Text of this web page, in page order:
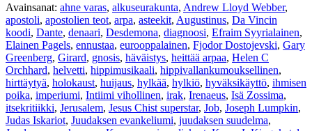
Avainsanat: ahne varas, alkuseurakunta, Andrew Lloyd Webber,
apostoli, apostolien teot, arpa, asteekit, Augustinus, Da Vincin
koodi, Dante, denaari, Desdemona, diagnoosi, Efraim Syyrialainen,
Elainen Pagels, ennustaa, eurooppalainen, Fjodor Dostojevski, Gary
Greenberg, Girard, gnosis, häväistys, heittää arpaa, Helen C
Orchhard, helvetti, hippimusikaali, hippivallankumouksellinen,
hirttäytyä, holokaust, huijaus, hylkää, hylkiö, hyväksikäyttö, ihmisen
poika, imperiumi, Intiimi vihollinen, irak, Irenaeus, Isä Zossima,
itsekritiikki, Jerusalem, Jesus Chist superstar, Job, Joseph Lumpkin,
Judas Iskariot, Juudaksen evankeliumi, juudaksen suudelma,